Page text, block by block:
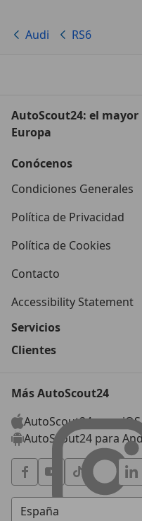
Audi RS6
AutoScout24: el
Europa
Conócenos
Condiciones Generales
Política de Privacidad
Política de Cookies
Contacto
Accessibility Statement
Servicios
Clientes
Más AutoScout24
AutoScout24 para iOS
AutoScout24 para